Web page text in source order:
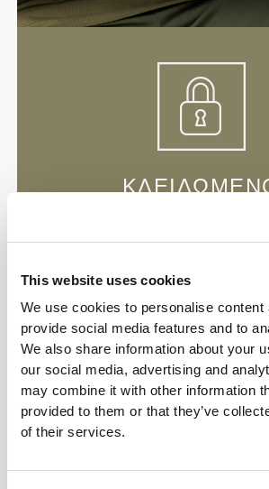
This website uses cookies
We use cookies to personalise content
provide social media features and to
We also share information about your
our social media, advertising and
may combine it with other information
provided to them or that they’ve
of their services.
Το Stratos σχεδιάστηκε με ένα
ΜΥΣΤΙΚΌΣ